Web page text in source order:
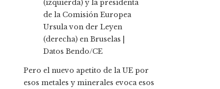
(izquierda) y la presidenta
de la Comisión Europea
Ursula von der Leyen
(derecha) en Bruselas |
Datos Bendo/CE
Pero el nuevo apetito de la UE por
esos metales y minerales evoca esos